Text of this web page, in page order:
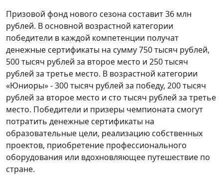
Призовой фонд нового сезона составит 36 млн
рублей. В основной возрастной категории
победители в каждой компетенции получат
денежные сертификаты на сумму 750 тысяч рублей,
500 тысяч рублей за второе место и 250 тысяч
рублей за третье место. В возрастной категории
«Юниоры» - 300 тысяч рублей за победу, 200 тысяч
рублей за второе место и сто тысяч рублей за третье
место. Победители и призеры чемпионата смогут
потратить денежные сертификаты на
образовательные цели, реализацию собственных
проектов, приобретение профессионального
оборудования или вдохновляющее путешествие по
стране.